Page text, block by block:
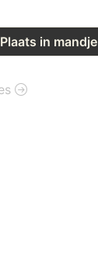
Plaats in mandje